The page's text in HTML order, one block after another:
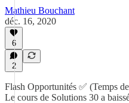
Mathieu Bouchant
déc. 16, 2020
6
2
Flash Opportunités ✅ (Temps
Le cours de Solutions 30 a